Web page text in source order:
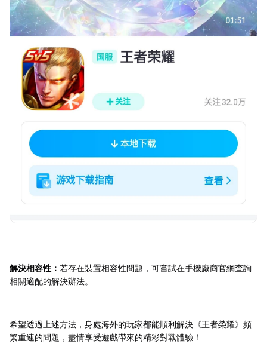
解決相容性： 若存在裝置相容性問題，可嘗試在手機廠商官網查詢
相關適配的解決辦法。
希望透過上述方法，身處海外的玩家都能順利解決《王者榮耀》頻
繁重連的問題，盡情享受遊戲帶來的精彩對戰體驗！